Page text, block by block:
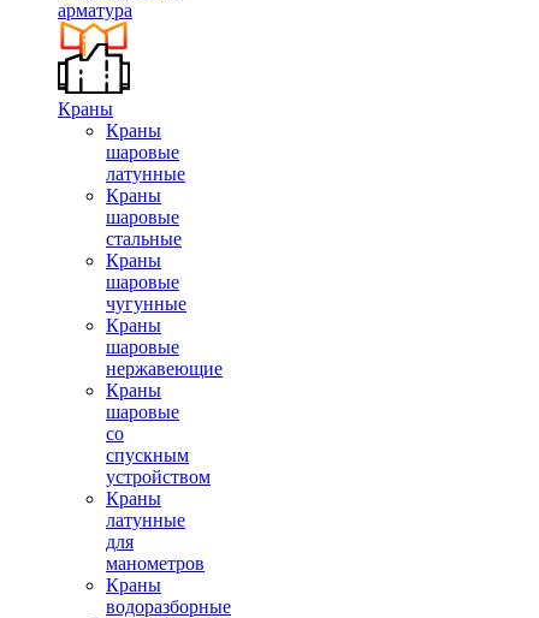
арматура
Краны
Краны
шаровые
латунные
Краны
шаровые
стальные
Краны
шаровые
чугунные
Краны
шаровые
нержавеющие
Краны
шаровые
со
спускным
устройством
Краны
латунные
для
манометров
Краны
водоразборные